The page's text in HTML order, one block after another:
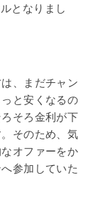
となりまし
、まだチャン
と安くなるの
そろ金利が下
そのため、気
オファーをか
参加していた